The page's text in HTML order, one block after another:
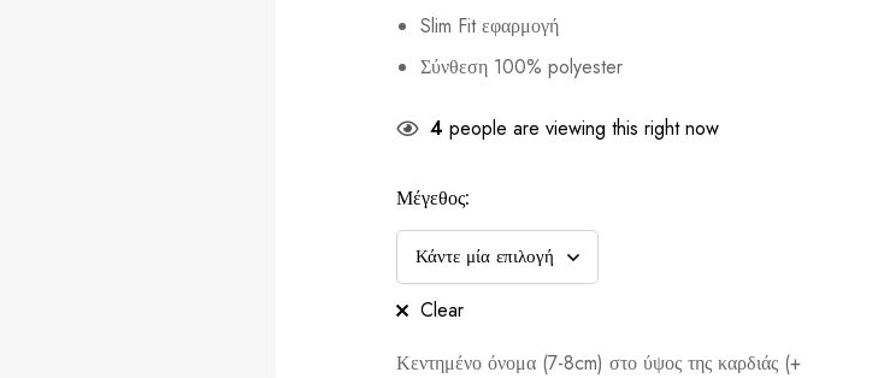
Slim Fit εφαρμογή
Σύνθεση 100% polyester
4 people are viewing this right now
Μέγεθος:
Clear
Κεντημένο όνομα (7-8cm) στο ύψος της καρδιάς (+